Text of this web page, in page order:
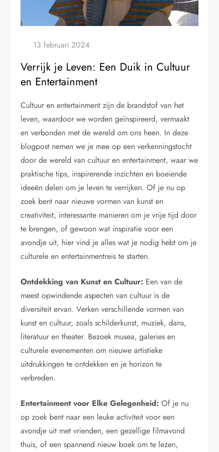
Verrijk je Leven: Een Duik in Cultuur
en Entertainment
Cultuur en entertainment zijn de brandstof van het
leven, waardoor we worden geïnspireerd, vermaakt
en verbonden met de wereld om ons heen. In deze
blogpost nemen we je mee op een verkenningstocht
door de wereld van cultuur en entertainment, waar we
praktische tips, inspirerende inzichten en boeiende
ideeën delen om je leven te verrijken. Of je nu op
zoek bent naar nieuwe vormen van kunst en
creativiteit, interessante manieren om je vrije tijd door
te brengen, of gewoon wat inspiratie voor een
avondje uit, hier vind je alles wat je nodig hebt om je
culturele en entertainmentreis te starten.
Ontdekking van Kunst en Cultuur: Een van de
meest opwindende aspecten van cultuur is de
diversiteit ervan. Verken verschillende vormen van
kunst en cultuur, zoals schilderkunst, muziek, dans,
literatuur en theater. Bezoek musea, galeries en
culturele evenementen om nieuwe artistieke
uitdrukkingen te ontdekken en je horizon te
verbreden.
Entertainment voor Elke Gelegenheid: Of je nu
op zoek bent naar een leuke activiteit voor een
avondje uit met vrienden, een gezellige filmavond
thuis, of een spannend nieuw boek om te lezen,